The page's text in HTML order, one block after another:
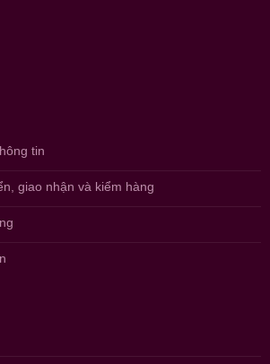
tin
giao nhận và kiểm hàng